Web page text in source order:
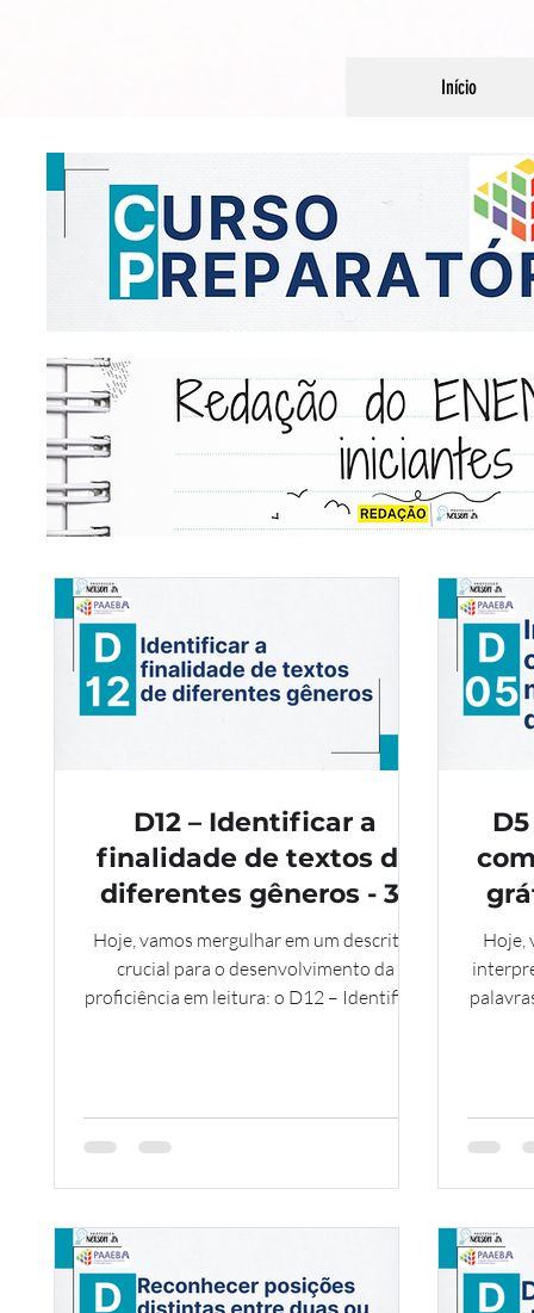
Início
D12 – Identificar a
finalidade de textos de
diferentes gêneros - 3º
EM
Hoje, vamos mergulhar em um descritor
crucial para o desenvolvimento da
proficiência em leitura: o D12 – Identificar
Hoje,